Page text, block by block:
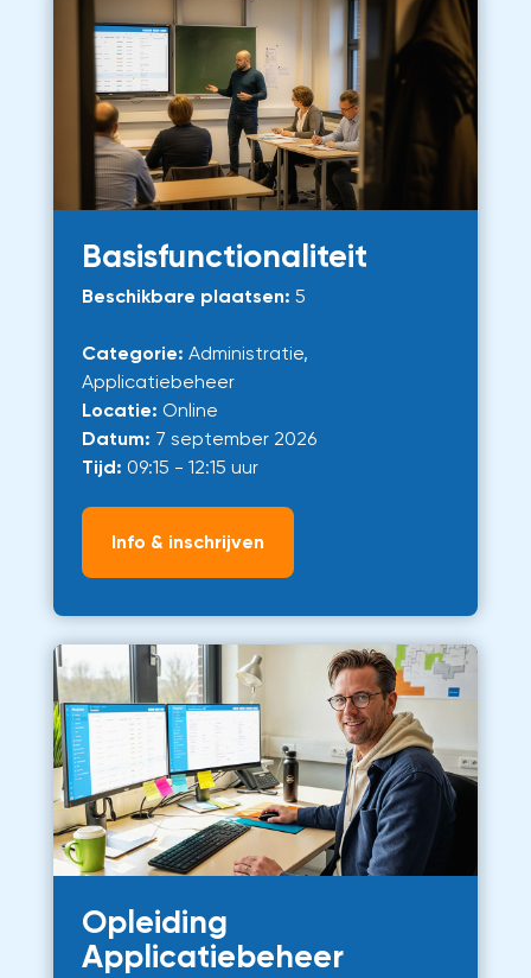
Basisfunctionaliteit
Beschikbare plaatsen: 5
Categorie: Administratie,
Applicatiebeheer
Locatie: Online
Datum: 7 september 2026
Tijd: 09:15 - 12:15 uur
Info & inschrijven
Opleiding
Applicatiebeheer